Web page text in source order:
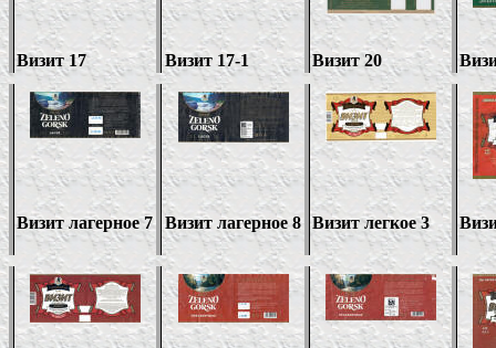
Визит 17 Визит 17-1 Визит 20
Визит лагерное 7 Визит лагерное 8 Визит легкое 3